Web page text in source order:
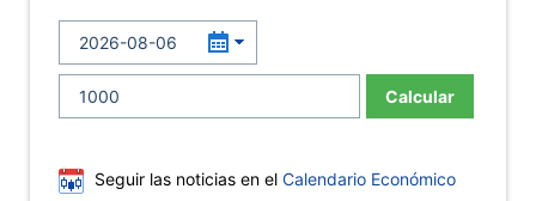
Calcular
Seguir las noticias en el Calendario Económico